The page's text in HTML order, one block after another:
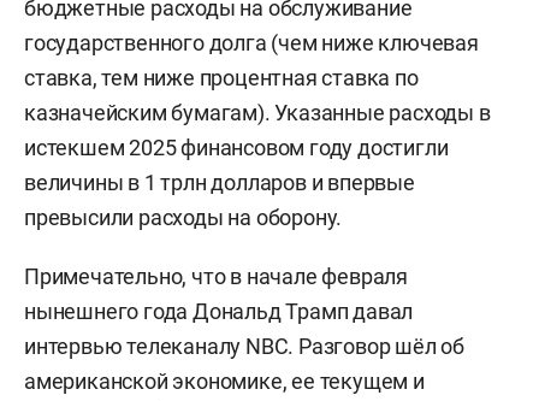
бюджетные расходы на обслуживание
государственного долга (чем ниже ключевая
ставка, тем ниже процентная ставка по
казначейским бумагам). Указанные расходы в
истекшем 2025 финансовом году достигли
величины в 1 трлн долларов и впервые
превысили расходы на оборону.
Примечательно, что в начале февраля
нынешнего года Дональд Трамп давал
интервью телеканалу NBC. Разговор шёл об
американской экономике, ее текущем и